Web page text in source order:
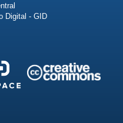
Digital - GID